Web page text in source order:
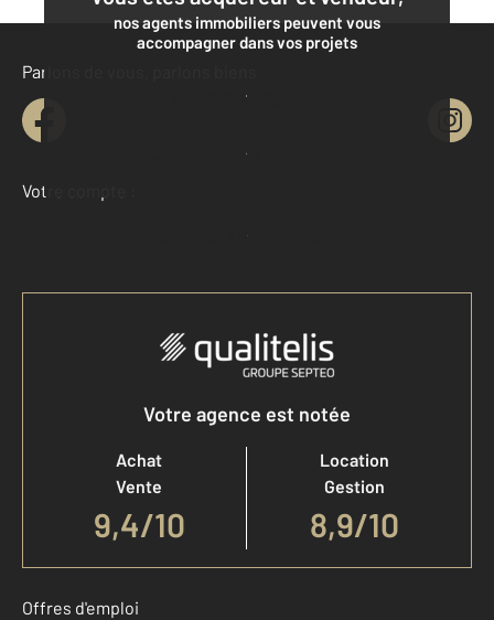
nos agents immobiliers peuvent vous
accompagner dans vos projets
Contacter l'agence
Demander une estimation
Parlons de vous, parlons biens
Votre compte :
Accéder à mon compte
Votre agence est notée
Achat
Vente
9,4/10
Location
Gestion
8,9/10
Offres d'emploi